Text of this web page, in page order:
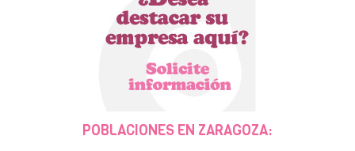
POBLACIONES EN ZARAGOZA: